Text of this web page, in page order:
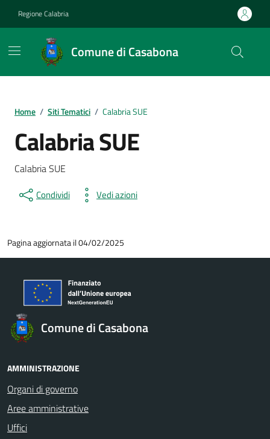
Regione Calabria
Comune di Casabona
Home / Siti Tematici / Calabria SUE
Calabria SUE
Calabria SUE
Condividi Vedi azioni
Pagina aggiornata il 04/02/2025
Comune di Casabona
AMMINISTRAZIONE
Organi di governo
Aree amministrative
Uffici